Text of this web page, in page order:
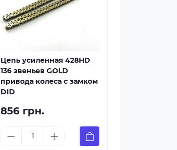
Цепь усиленная 428НD
136 звеньев GOLD
привода колеса с замком
DID
856 грн.